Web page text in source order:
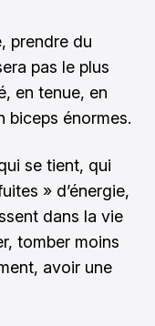
prendre du
pas le plus
en tenue, en
biceps énormes.
se tient, qui
» d’énergie,
dans la vie
tomber moins
avoir une